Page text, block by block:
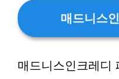
매드니스
매드니스인크레디